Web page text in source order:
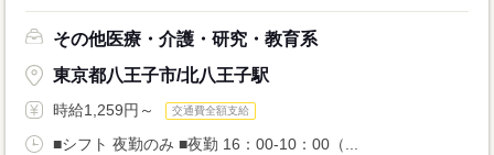
その他医療・介護・研究・教育系
東京都八王子市/北八王子駅
時給1,259円～ 交通費全額支給
■シフト 夜勤のみ ■夜勤 16：00-10：00（...